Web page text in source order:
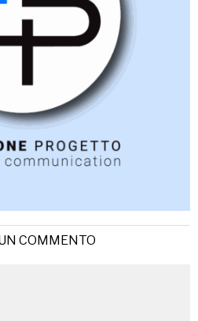
COMMENTO